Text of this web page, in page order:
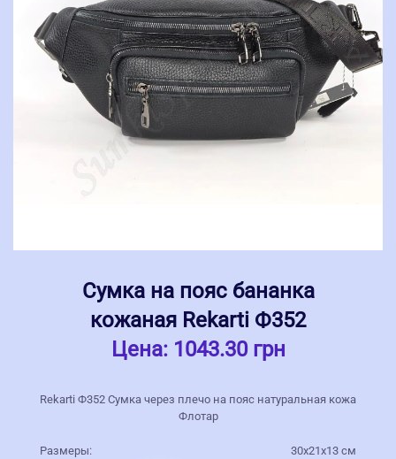
Сумка на пояс бананка
кожаная Rekarti Ф352
Цена: 1043.30 грн
Rekarti Ф352 Сумка через плечо на пояс натуральная кожа
Флотар
Размеры: 30х21х13 см